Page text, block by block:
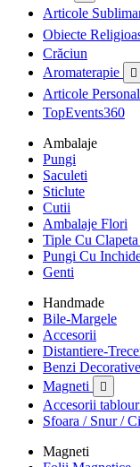
Articole
Obiecte
Crăciun
Aromaterapie

Articole
TopEvents360
Ambalaje
Pungi
Saculeti
Sticlute
Cutii
Ambalaje Flori
Tiple Cu
Pungi Cu
Genti
Handmade
Bile-Margele
Accesorii
Distantiere-
Benzi Decorative
Magneti

Accesorii
Sfoara / Snur /
Magneti